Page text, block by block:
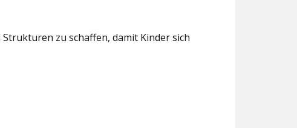
zu schaffen, damit Kinder sich